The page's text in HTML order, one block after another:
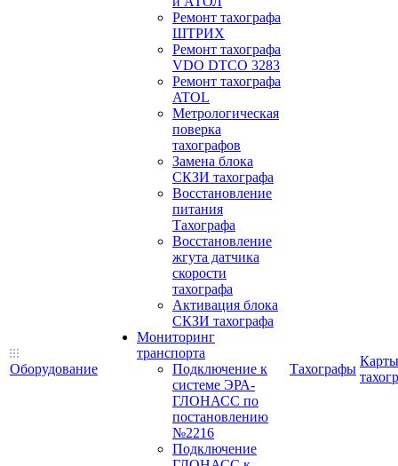
Оборудование
Ремонт тахографа
ШТРИХ
Ремонт тахографа
VDO DTCO 3283
Ремонт тахографа
ATOL
Метрологическая
поверка
тахографов
Замена блока
СКЗИ тахографа
Восстановление
питания
Тахографа
Восстановление
жгута датчика
скорости
тахографа
Активация блока
СКЗИ тахографа
Мониторинг
транспорта
Подключение к
системе ЭРА-
ГЛОНАСС по
постановлению
№2216
Подключение
Тахографы
Карты